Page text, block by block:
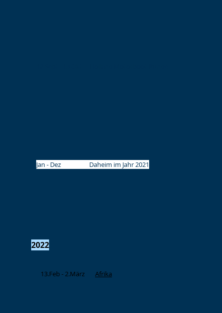
Jan - Dez Daheim im Jahr 2021
2022
13.Feb - 2.März Afrika